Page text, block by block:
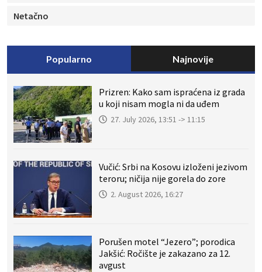
Netačno
Popularno Najnovije
Prizren: Kako sam ispraćena iz grada
u koji nisam mogla ni da uđem
27. July 2026, 13:51 -> 11:15
Vučić: Srbi na Kosovu izloženi jezivom
teroru; ničija nije gorela do zore
2. August 2026, 16:27
Porušen motel “Jezero”; porodica
Jakšić: Ročište je zakazano za 12.
avgust